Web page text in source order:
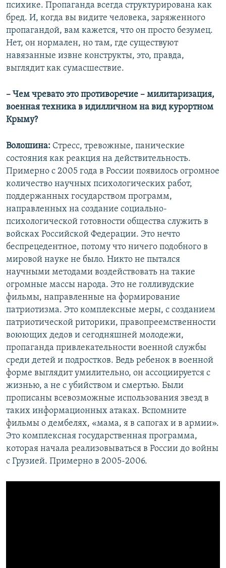
психике. Пропаганда всегда структурирована как
бред. И, когда вы видите человека, заряженного
пропагандой, вам кажется, что он просто безумец.
Нет, он нормален, но там, где существуют
навязанные извне конструкты, это, правда,
выглядит как сумасшествие.
– Чем чревато это противоречие – милитаризация,
военная техника в идилличном на вид курортном
Крыму?
Волошина: Стресс, тревожные, панические
состояния как реакция на действительность.
Примерно с 2005 года в России появилось огромное
количество научных психологических работ,
поддержанных государством программ,
направленных на создание социально-
психологической готовности общества служить в
войсках Российской Федерации. Это нечто
беспрецедентное, потому что ничего подобного в
мировой науке не было. Никто не пытался
научными методами воздействовать на такие
огромные массы народа. Это не голливудские
фильмы, направленные на формирование
патриотизма. Это комплексные меры, с созданием
патриотической риторики, правопреемственности
воюющих дедов и сегодняшней молодежи,
пропаганда привлекательности военной службы
среди детей и подростков. Ведь ребенок в военной
форме выглядит умилительно, он ассоциируется с
жизнью, а не с убийством и смертью. Были
прописаны всевозможные использования звезд в
таких информационных атаках. Вспомните
фильмы о дембелях, «мама, я в сапогах и в армии».
Это комплексная государственная программа,
которая начала реализовываться в России до войны
с Грузией. Примерно в 2005-2006.